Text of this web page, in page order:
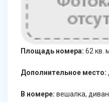
Площадь номера: 62 кв.
Дополнительное место:
В номере: вешалка,